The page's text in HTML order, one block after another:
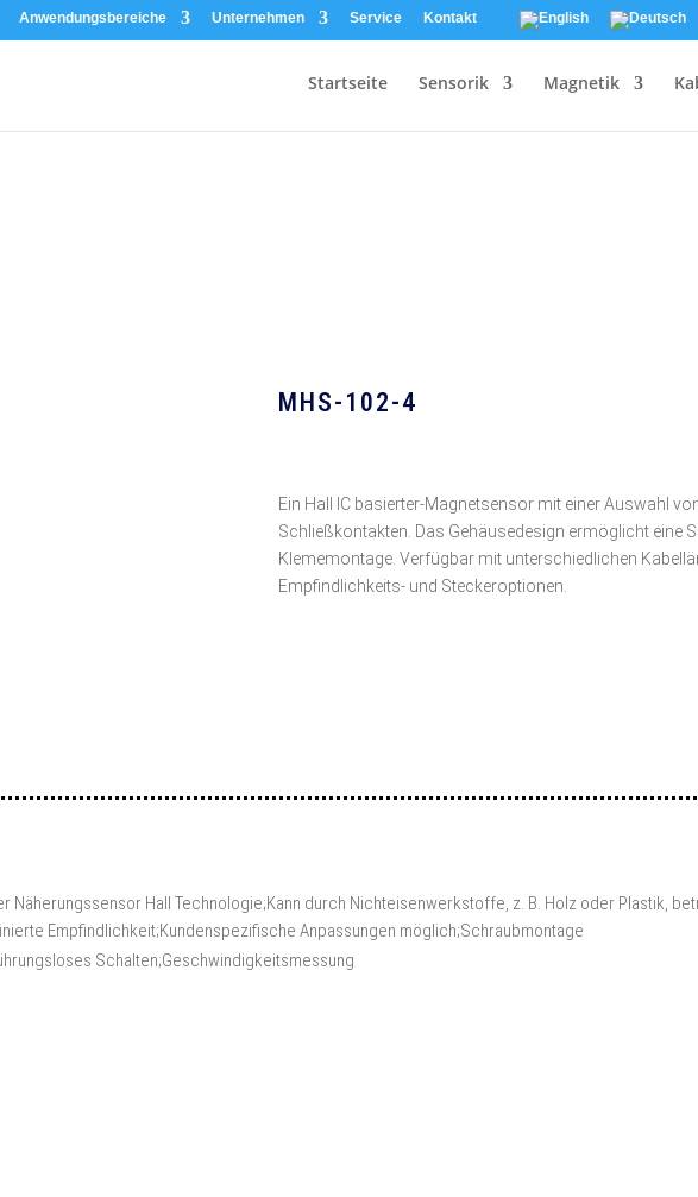
Anwendungsbereiche Unternehmen Service Kontakt
Startseite Sensorik Magnetik
MHS-102-4
Ein Hall IC basierter-Magnetsensor mit einer Auswahl
Schließkontakten. Das Gehäusedesign ermöglicht eine
Klememontage. Verfügbar mit unterschiedlichen
Empfindlichkeits- und Steckeroptionen.
Näherungssensor Hall Technologie;Kann durch Nichteisenwerkstoffe, z. B. Holz oder Plastik,
Empfindlichkeit;Kundenspezifische Anpassungen möglich;Schraubmontage
Schalten;Geschwindigkeitsmessung